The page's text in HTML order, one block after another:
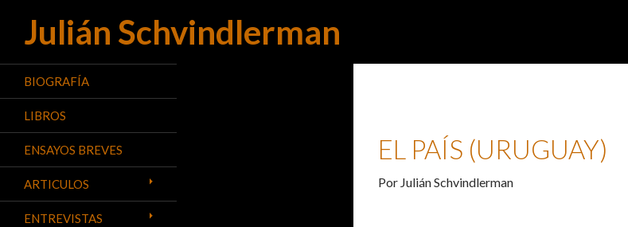
Julián Schvindlerman
Buscar
EL PAÍS (URUGUAY)
Por Julián Schvindlerman
BIOGRAFÍA
LIBROS
ENSAYOS BREVES
ARTICULOS
ENTREVISTAS